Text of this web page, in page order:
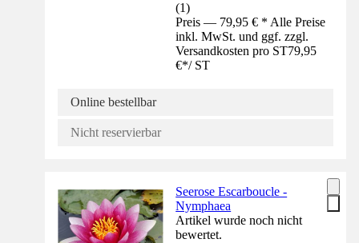
(1)
Preis — 79,95 € * Alle Preise
inkl. MwSt. und ggf. zzgl.
Versandkosten pro ST79,95
€*/ ST
Online bestellbar
Nicht reservierbar
Seerose Escarboucle -
Nymphaea
Artikel wurde noch nicht
bewertet.